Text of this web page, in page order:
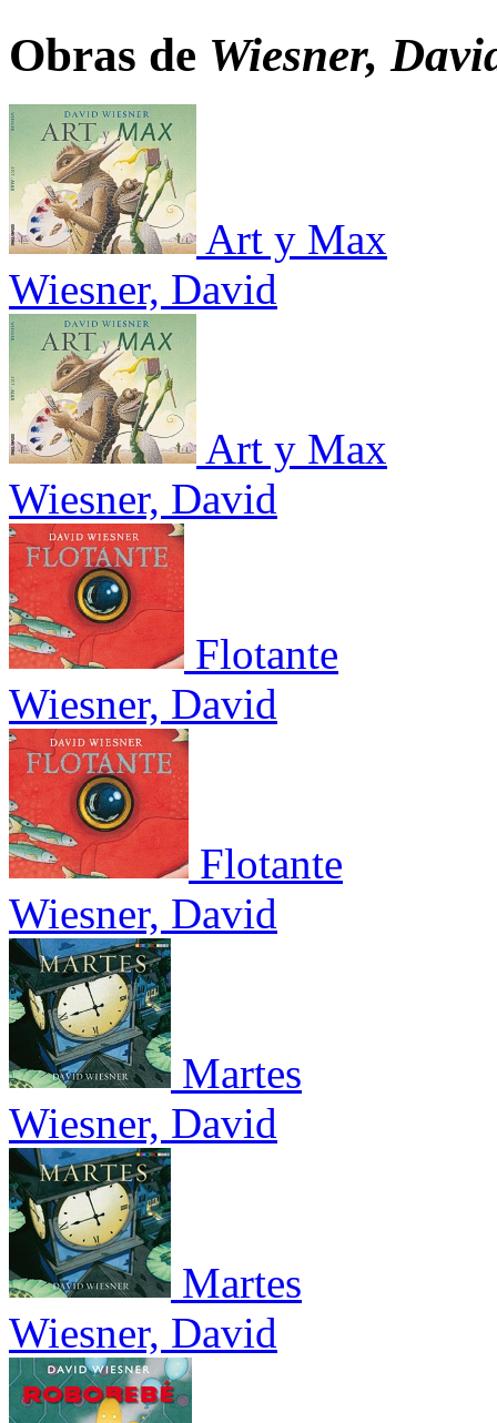
Obras de Wiesner,
Art y Max
Wiesner, David
Art y Max
Wiesner, David
Flotante
Wiesner, David
Flotante
Wiesner, David
Martes
Wiesner, David
Martes
Wiesner, David